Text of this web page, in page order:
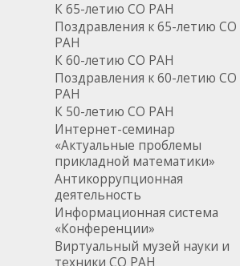
К 65-летию СО РАН
Поздравления к 65-летию СО
РАН
К 60-летию СО РАН
Поздравления к 60-летию СО
РАН
К 50-летию СО РАН
Интернет-семинар
«Актуальные проблемы
прикладной математики»
Антикоррупционная
деятельность
Информационная система
«Конференции»
Виртуальный музей науки и
техники СО РАН